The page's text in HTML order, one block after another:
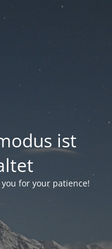
ist
for your patience!